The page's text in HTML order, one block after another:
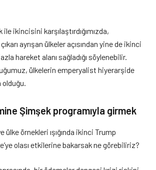
ikincisini karşılaştırdığımızda,
ayrışan ülkeler açısından yine de ikinci
hareket alanı sağladığı söylenebilir.
ülkelerin emperyalist hiyerarşide
Şimşek programıyla girmek
ülke örnekleri ışığında ikinci Trump
olası etkilerine bakarsak ne görebiliriz?